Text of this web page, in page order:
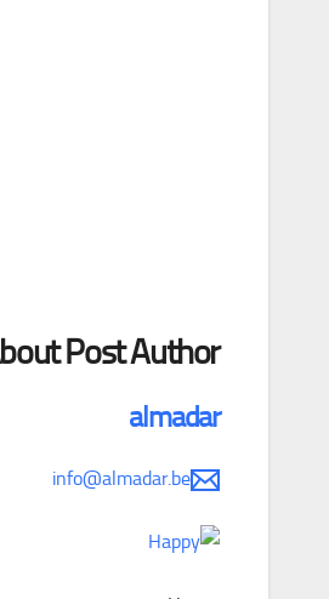
Post Author
almadar
info@almadar.be